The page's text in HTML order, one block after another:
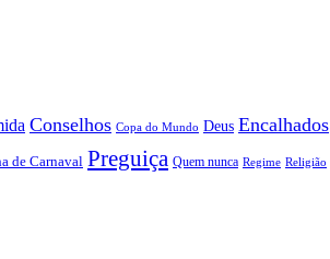
Conselhos Copa do Mundo Deus Encalhados
de Carnaval Preguiça Quem nunca Regime Religião